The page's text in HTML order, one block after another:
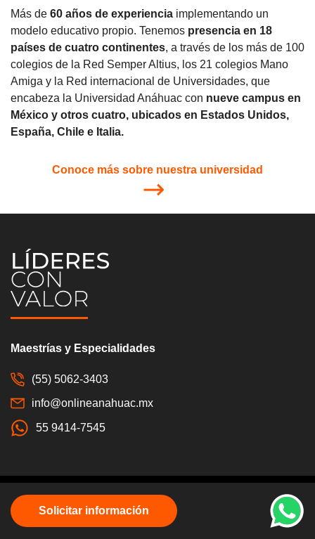
Más de 60 años de experiencia implementando un
modelo educativo propio. Tenemos presencia en 18
países de cuatro continentes, a través de los más de 100
colegios de la Red Semper Altius, los 21 colegios Mano
Amiga y la Red internacional de Universidades, que
encabeza la Universidad Anáhuac con nueve campus en
México y otros cuatro, ubicados en Estados Unidos,
España, Chile e Italia.
Conoce más sobre nuestra universidad
Maestrías y Especialidades
(55) 5062-3403
info@onlineanahuac.mx
55 9414-7545
Av. Universidad Anáhuac 46, Col. Lomas Anáhuac, Huixquilucan, Estado de
México, C.P. 52786.
Solicitar información